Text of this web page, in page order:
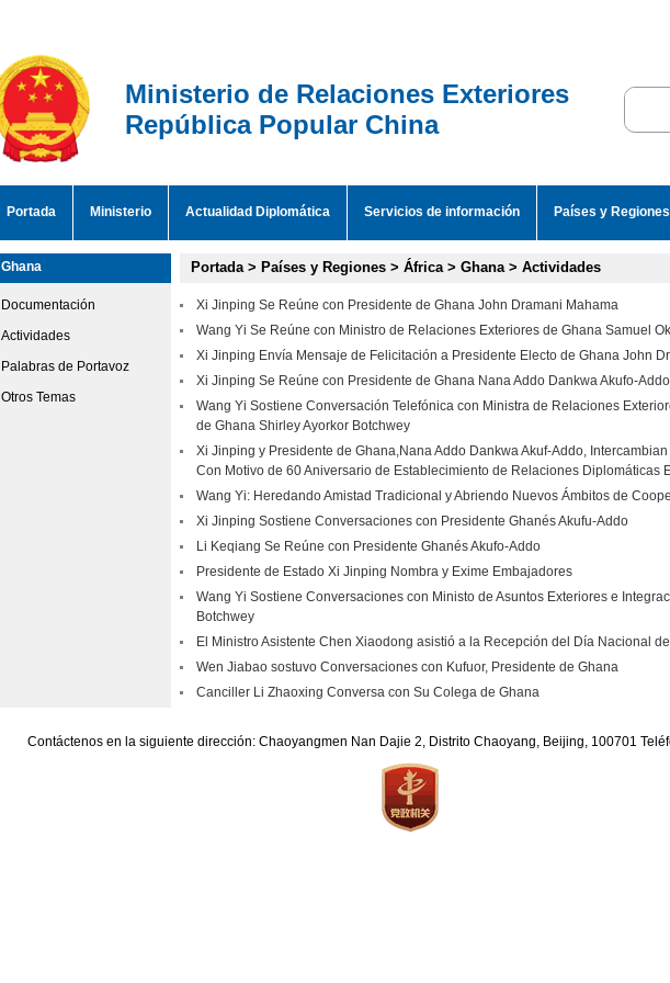
Ministerio de Relaciones Exteriores
República Popular China
Portada Ministerio Actualidad Diplomática Servicios de información Países y Regiones
Ghana
Documentación
Actividades
Palabras de Portavoz
Otros Temas
Portada> Países y Regiones > África> Ghana> Actividades
Xi Jinping Se Reúne con Presidente de Ghana John Dramani Mahama
Wang Yi Se Reúne con Ministro de Relaciones Exteriores de Ghana Samuel
Xi Jinping Envía Mensaje de Felicitación a Presidente Electo de Ghana John
Xi Jinping Se Reúne con Presidente de Ghana Nana Addo Dankwa Akufo-Addo
Wang Yi Sostiene Conversación Telefónica con Ministra de Relaciones
de Ghana Shirley Ayorkor Botchwey
Xi Jinping y Presidente de Ghana,Nana Addo Dankwa Akuf-Addo,
Con Motivo de 60 Aniversario de Establecimiento de Relaciones Diplomáticas
Wang Yi: Heredando Amistad Tradicional y Abriendo Nuevos Ámbitos de
Xi Jinping Sostiene Conversaciones con Presidente Ghanés Akufu-Addo
Li Keqiang Se Reúne con Presidente Ghanés Akufo-Addo
Presidente de Estado Xi Jinping Nombra y Exime Embajadores
Wang Yi Sostiene Conversaciones con Ministo de Asuntos Exteriores e
Botchwey
El Ministro Asistente Chen Xiaodong asistió a la Recepción del Día Nacional
Wen Jiabao sostuvo Conversaciones con Kufuor, Presidente de Ghana
Canciller Li Zhaoxing Conversa con Su Colega de Ghana
Contáctenos en la siguiente dirección: Chaoyangmen Nan Dajie 2, Distrito Chaoyang, Beijing, 100701